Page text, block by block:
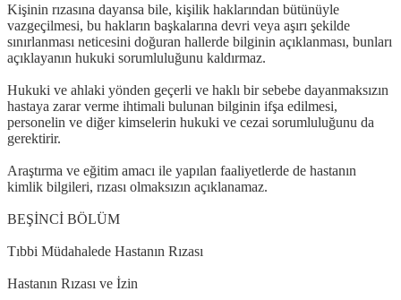
Kişinin rızasına dayansa bile, kişilik haklarından bütünüyle
vazgeçilmesi, bu hakların başkalarına devri veya aşırı şekilde
sınırlanması neticesini doğuran hallerde bilginin açıklanması, bunları
açıklayanın hukuki sorumluluğunu kaldırmaz.
Hukuki ve ahlaki yönden geçerli ve haklı bir sebebe dayanmaksızın
hastaya zarar verme ihtimali bulunan bilginin ifşa edilmesi,
personelin ve diğer kimselerin hukuki ve cezai sorumluluğunu da
gerektirir.
Araştırma ve eğitim amacı ile yapılan faaliyetlerde de hastanın
kimlik bilgileri, rızası olmaksızın açıklanamaz.
BEŞİNCİ BÖLÜM
Tıbbi Müdahalede Hastanın Rızası
Hastanın Rızası ve İzin